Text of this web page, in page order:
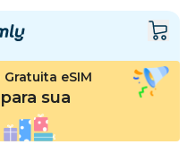
eSIM
sua